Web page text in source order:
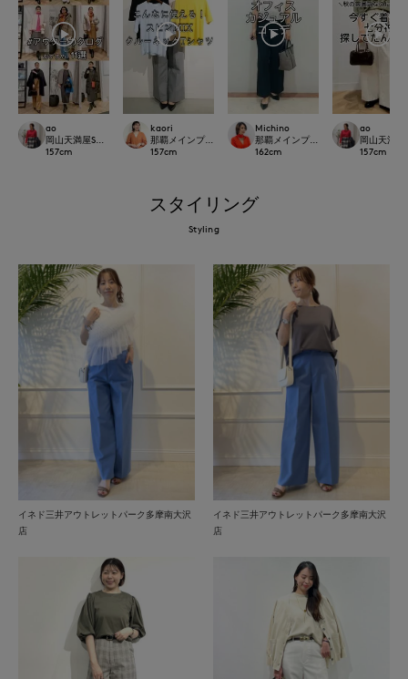
ao
岡山天満屋SUPERIORCLOSET
157cm
kaori
那覇メインプレイスI.T.'S.international
157cm
Michino
那覇メインプレイス
162cm
ao
岡山天満屋
157cm
スタイリング
Styling
イネド三井アウトレットパーク多摩南大沢
店
イネド三井アウトレットパーク多摩南大沢
店